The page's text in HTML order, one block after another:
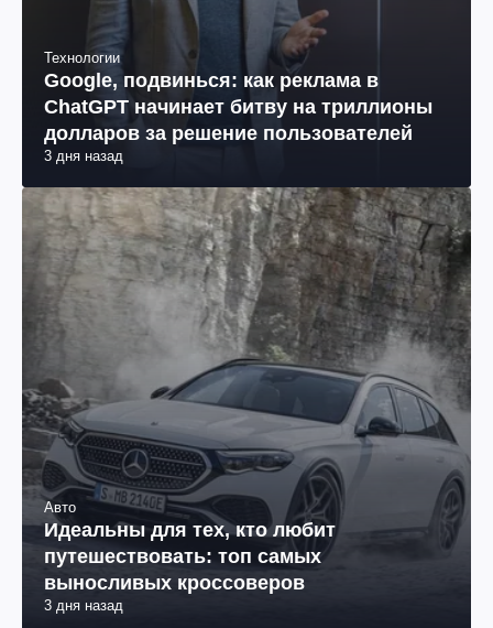
Технологии
Google, подвинься: как реклама в
ChatGPT начинает битву на триллионы
долларов за решение пользователей
3 дня назад
Авто
Идеальны для тех, кто любит
путешествовать: топ самых
выносливых кроссоверов
3 дня назад